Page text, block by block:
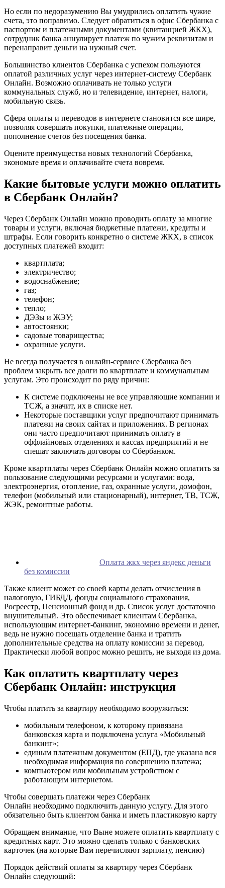
Но если по недоразумению Вы умудрились оплатить чужие
счета, это поправимо. Следует обратиться в офис Сбербанка с
паспортом и платежными документами (квитанцией ЖКХ),
сотрудник банка аннулирует платеж по чужим реквизитам и
перенаправит деньги на нужный счет.
Большинство клиентов Сбербанка с успехом пользуются
оплатой различных услуг через интернет-систему Сбербанк
Онлайн. Возможно оплачивать не только услуги
коммунальных служб, но и телевидение, интернет, налоги,
мобильную связь.
Сфера оплаты и переводов в интернете становится все шире,
позволяя совершать покупки, платежные операции,
пополнение счетов без посещения банка.
Оцените преимущества новых технологий Сбербанка,
экономьте время и оплачивайте счета вовремя.
Какие бытовые услуги можно оплатить
в Сбербанк Онлайн?
Через Сбербанк Онлайн можно проводить оплату за многие
товары и услуги, включая бюджетные платежи, кредиты и
штрафы. Если говорить конкретно о системе ЖКХ, в список
доступных платежей входит:
квартплата;
электричество;
водоснабжение;
газ;
телефон;
тепло;
ДЭЗы и ЖЭУ;
автостоянки;
садовые товарищества;
охранные услуги.
Не всегда получается в онлайн-сервисе Сбербанка без
проблем закрыть все долги по квартплате и коммунальным
услугам. Это происходит по ряду причин:
К системе подключены не все управляющие компании и
ТСЖ, а значит, их в списке нет.
Некоторые поставщики услуг предпочитают принимать
платежи на своих сайтах и приложениях. В регионах
они часто предпочитают принимать оплату в
оффлайновых отделениях и кассах предприятий и не
спешат заключать договоры со Сбербанком.
Кроме квартплаты через Сбербанк Онлайн можно оплатить за
пользование следующими ресурсами и услугами: вода,
электроэнергия, отопление, газ, охранные услуги, домофон,
телефон (мобильный или стационарный), интернет, ТВ, ТСЖ,
ЖЭК, ремонтные работы.
Оплата жкх через яндекс деньги
без комиссии
Также клиент может со своей карты делать отчисления в
налоговую, ГИБДД, фонды социального страхования,
Росреестр, Пенсионный фонд и др. Список услуг достаточно
внушительный. Это обеспечивает клиентам Сбербанка,
использующим интернет-банкинг, экономию времени и денег,
ведь не нужно посещать отделение банка и тратить
дополнительные средства на оплату комиссии за перевод.
Практически любой вопрос можно решить, не выходя из дома.
Как оплатить квартплату через
Сбербанк Онлайн: инструкция
Чтобы платить за квартиру необходимо вооружиться:
мобильным телефоном, к которому привязана
банковская карта и подключена услуга «Мобильный
банкинг»;
единым платежным документом (ЕПД), где указана вся
необходимая информация по совершению платежа;
компьютером или мобильным устройством с
работающим интернетом.
Чтобы совершать платежи через Сбербанк
Онлайн необходимо подключить данную услугу. Для этого
обязательно быть клиентом банка и иметь пластиковую карту
Обращаем внимание, что Выне можете оплатить квартплату с
кредитных карт. Это можно сделать только с банковских
карточек (на которые Вам перечисляют зарплату, пенсию)
Порядок действий оплаты за квартиру через Сбербанк
Онлайн следующий: